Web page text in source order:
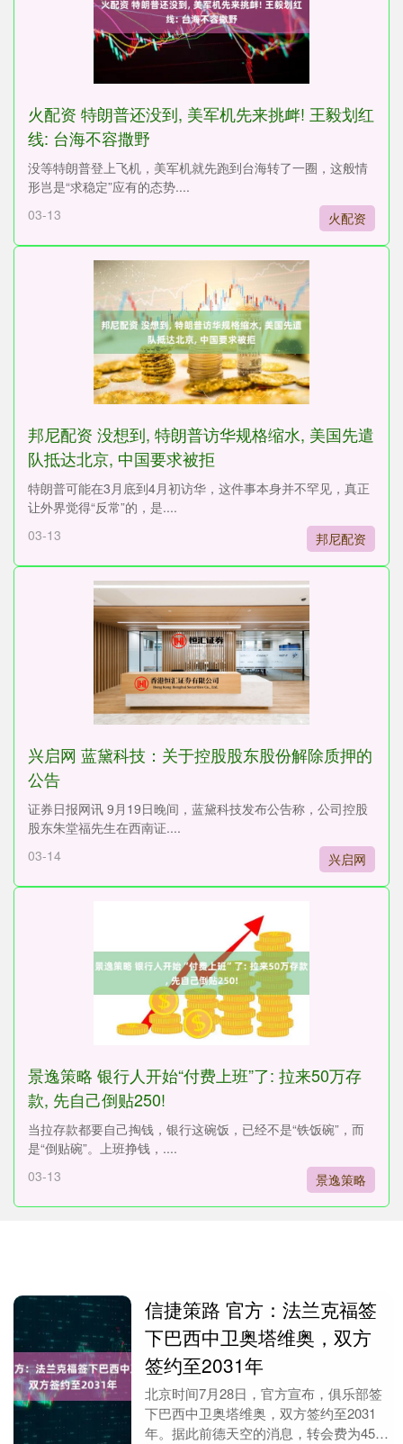
火配资 特朗普还没到, 美军机先来挑衅! 王毅划红
线: 台海不容撒野
没等特朗普登上飞机，美军机就先跑到台海转了一圈，这般情
形岂是“求稳定”应有的态势....
03-13
火配资
邦尼配资 没想到, 特朗普访华规格缩水, 美国先遣
队抵达北京, 中国要求被拒
特朗普可能在3月底到4月初访华，这件事本身并不罕见，真正
让外界觉得“反常”的，是....
03-13
邦尼配资
兴启网 蓝黛科技：关于控股股东股份解除质押的
公告
证券日报网讯 9月19日晚间，蓝黛科技发布公告称，公司控股
股东朱堂福先生在西南证....
03-14
兴启网
景逸策略 银行人开始“付费上班”了: 拉来50万存
款, 先自己倒贴250!
当拉存款都要自己掏钱，银行这碗饭，已经不是“铁饭碗”，而
是“倒贴碗”。上班挣钱，....
03-13
景逸策略
信捷策路 官方：法兰克福签
下巴西中卫奥塔维奥，双方
签约至2031年
北京时间7月28日，官方宣布，俱乐部签
下巴西中卫奥塔维奥，双方签约至2031
年。据此前德天空的消息，转会费为450